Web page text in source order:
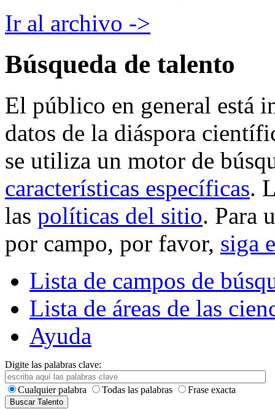
Ir al archivo ->
Búsqueda de talento
El público en general está
datos de la diáspora
se utiliza un motor de
características específicas.
las políticas del sitio. Para
por campo, por favor, siga
Lista de campos de
Lista de áreas de las
Ayuda
Digite las palabras clave:
Cualquier palabra Todas las palabras Frase exacta